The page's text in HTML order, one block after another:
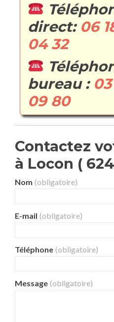
direct: 06
04 32
bureau :
09 80
Contactez
à Locon (
Nom (obligatoire)
E-mail (obligatoire)
Téléphone (obligatoire)
Message (obligatoire)